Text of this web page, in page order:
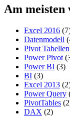
Am meisten
Excel 2016
Datenmodell
Pivot Tabellen
Power Pivot
Power BI (3)
BI (3)
Excel 2013
Power Query
PivotTables
DAX (2)